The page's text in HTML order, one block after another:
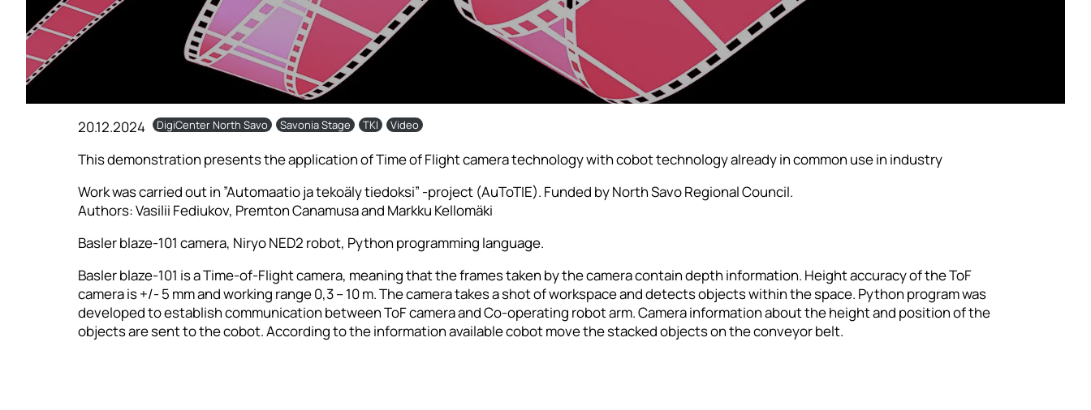
20.12.2024 DigiCenter North Savo Savonia Stage TKI Video
This demonstration presents the application of Time of Flight camera technology with cobot technology already in common use in industry
Work was carried out in ”Automaatio ja tekoäly tiedoksi” -project (AuToTIE). Funded by North Savo Regional Council.
Authors: Vasilii Fediukov, Premton Canamusa and Markku Kellomäki
Basler blaze-101 camera, Niryo NED2 robot, Python programming language.
Basler blaze-101 is a Time-of-Flight camera, meaning that the frames taken by the camera contain depth information. Height accuracy of the ToF
camera is +/- 5 mm and working range 0,3 – 10 m. The camera takes a shot of workspace and detects objects within the space. Python program was
developed to establish communication between ToF camera and Co-operating robot arm. Camera information about the height and position of the
objects are sent to the cobot. According to the information available cobot move the stacked objects on the conveyor belt.